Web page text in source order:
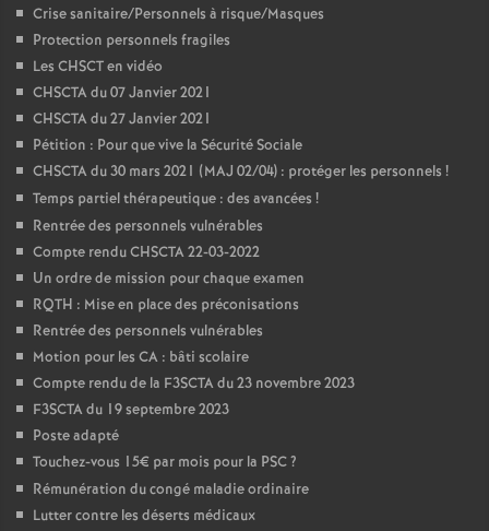
Crise sanitaire/Personnels à risque/Masques
Protection personnels fragiles
Les CHSCT en vidéo
CHSCTA du 07 Janvier 2021
CHSCTA du 27 Janvier 2021
Pétition : Pour que vive la Sécurité Sociale
CHSCTA du 30 mars 2021 (MAJ 02/04) : protéger les personnels !
Temps partiel thérapeutique : des avancées !
Rentrée des personnels vulnérables
Compte rendu CHSCTA 22-03-2022
Un ordre de mission pour chaque examen
RQTH : Mise en place des préconisations
Rentrée des personnels vulnérables
Motion pour les CA : bâti scolaire
Compte rendu de la F3SCTA du 23 novembre 2023
F3SCTA du 19 septembre 2023
Poste adapté
Touchez-vous 15€ par mois pour la PSC?
Rémunération du congé maladie ordinaire
Lutter contre les déserts médicaux